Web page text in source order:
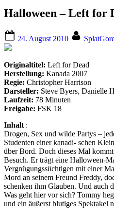
Halloween – Left for
on
24. August 2010
Originaltitel: Left for Dead
Herstellung: Kanada 2007
Regie: Christopher Harrison
Darsteller: Steve Byers, Danielle
Laufzeit: 78 Minuten
Freigabe: FSK 18
Inhalt :
Drogen, Sex und wilde Partys –
Studenten einer kanadi- schen
über Bord. Doch dieses Mal
Besuch. Er trägt eine Halloween-
Vergnügungssüchtigen mit einer
Mord an seinem Freund Freddy,
schenken ihm Glauben. Und auch
Was geht hier vor sich? Tommy
und ein äußerst blutiges